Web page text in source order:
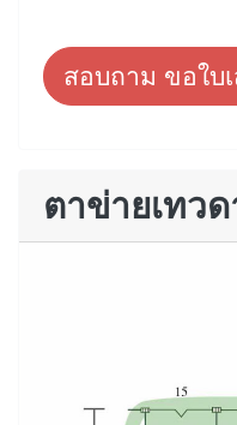
สอบถาม ขอใบ
ตาข่ายเทว